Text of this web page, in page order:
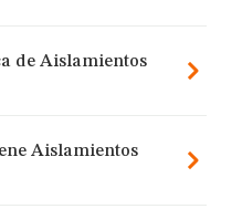
de Aislamientos
Aislamientos